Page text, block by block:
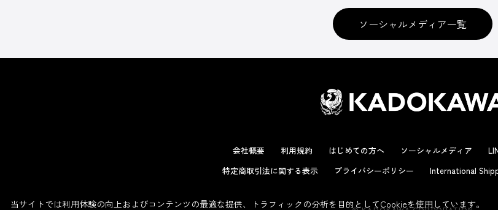
ソーシャルメディア一覧
会社概要 利用規約 はじめての方へ ソーシャルメディア
特定商取引法に関する表示
プライバシーポリシー International
当サイトでは利用体験の向上およびコンテンツの最適な提供、トラフィックの分析を目的としてCookieを使用しています。